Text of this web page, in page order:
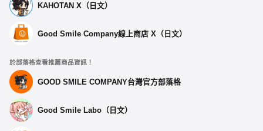
KAHOTAN X（日文）
Good Smile Company線上商店 X（日文）
於部落格查看推薦商品資訊！
GOOD SMILE COMPANY台灣官方部落格
Good Smile Labo（日文）